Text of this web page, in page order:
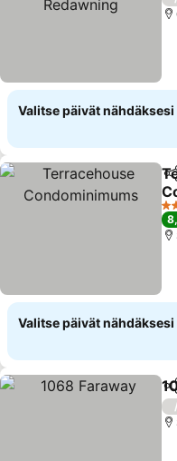
Valitse päivät
3
Valitse päivät
/